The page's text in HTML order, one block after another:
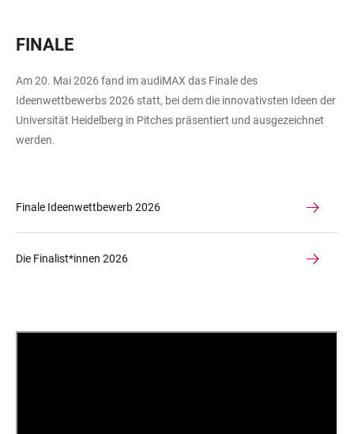
FINALE
Am 20. Mai 2026 fand im audiMAX das Finale des
Ideenwettbewerbs 2026 statt, bei dem die innovativsten Ideen der
Universität Heidelberg in Pitches präsentiert und ausgezeichnet
werden.
Finale Ideenwettbewerb 2026
Die Finalist*innen 2026